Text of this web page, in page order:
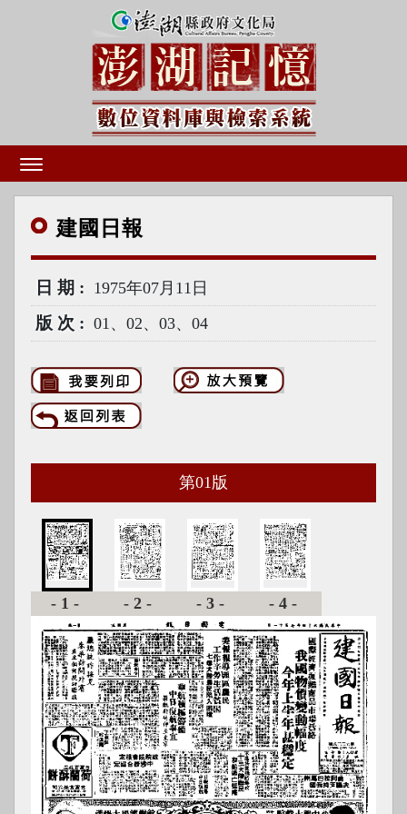
建國 日報
日期 1975年07月11日
版次 01、02、03、04
第01 版
-1- -2- -3- -4-